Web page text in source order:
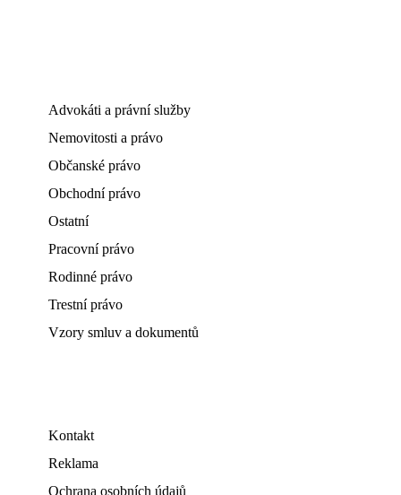
Advokáti a právní služby
Nemovitosti a právo
Občanské právo
Obchodní právo
Ostatní
Pracovní právo
Rodinné právo
Trestní právo
Vzory smluv a dokumentů
Kontakt
Reklama
Ochrana osobních údajů